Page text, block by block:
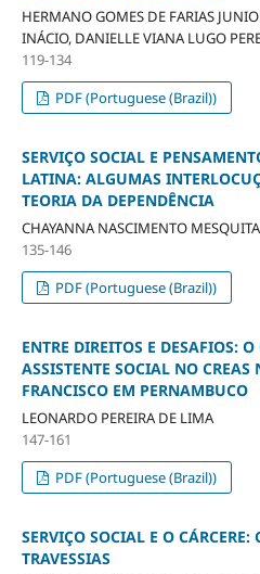
HERMANO GOMES DE FARIAS
INÁCIO, DANIELLE VIANA LUGO
119-134
PDF (Portuguese (Brazil))
SERVIÇO SOCIAL E
LATINA: ALGUMAS
TEORIA DA DEPENDÊNCIA
CHAYANNA NASCIMENTO MESQUITA
135-146
PDF (Portuguese (Brazil))
ENTRE DIREITOS E DESAFIOS:
ASSISTENTE SOCIAL NO CREAS
FRANCISCO EM PERNAMBUCO
LEONARDO PEREIRA DE LIMA
147-161
PDF (Portuguese (Brazil))
SERVIÇO SOCIAL E O CÁRCERE:
TRAVESSIAS